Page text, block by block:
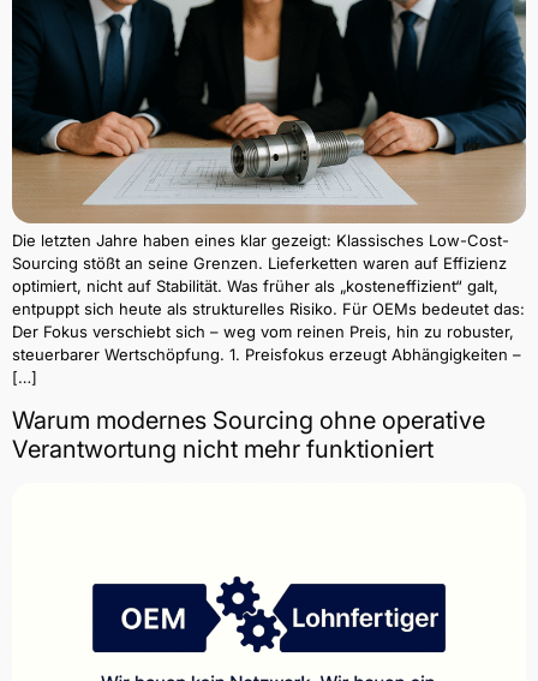
Die letzten Jahre haben eines klar gezeigt: Klassisches Low-Cost-
Sourcing stößt an seine Grenzen. Lieferketten waren auf Effizienz
optimiert, nicht auf Stabilität. Was früher als „kosteneffizient“ galt,
entpuppt sich heute als strukturelles Risiko. Für OEMs bedeutet das:
Der Fokus verschiebt sich – weg vom reinen Preis, hin zu robuster,
steuerbarer Wertschöpfung. 1. Preisfokus erzeugt Abhängigkeiten –
[…]
Warum modernes Sourcing ohne operative
Verantwortung nicht mehr funktioniert